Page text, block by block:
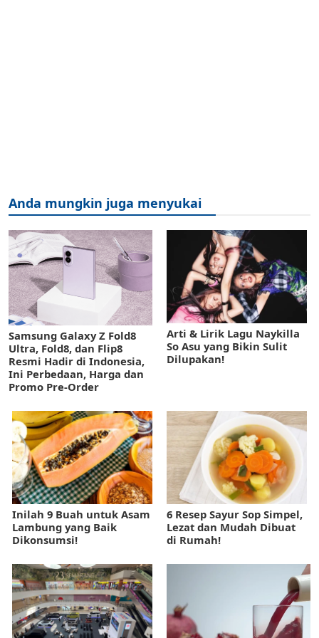
Anda mungkin juga menyukai
Samsung Galaxy Z Fold8
Ultra, Fold8, dan Flip8
Resmi Hadir di Indonesia,
Ini Perbedaan, Harga dan
Promo Pre-Order
Arti & Lirik Lagu Naykilla
So Asu yang Bikin Sulit
Dilupakan!
Inilah 9 Buah untuk Asam
Lambung yang Baik
Dikonsumsi!
6 Resep Sayur Sop Simpel,
Lezat dan Mudah Dibuat
di Rumah!